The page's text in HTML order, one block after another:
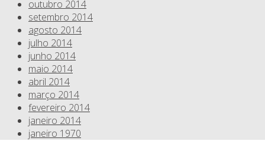
outubro 2014
setembro 2014
agosto 2014
julho 2014
junho 2014
maio 2014
abril 2014
março 2014
fevereiro 2014
janeiro 2014
janeiro 1970